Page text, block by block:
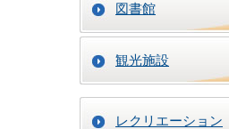
図書館
観光施設
レクリエーション